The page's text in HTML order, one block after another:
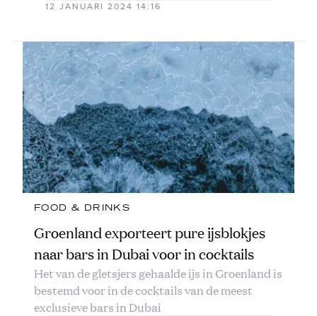
12 JANUARI 2024 14:16
FOOD & DRINKS
Groenland exporteert pure ijsblokjes
naar bars in Dubai voor in cocktails
Het van de gletsjers gehaalde ijs in Groenland is
bestemd voor in de cocktails van de meest
exclusieve bars in Dubai